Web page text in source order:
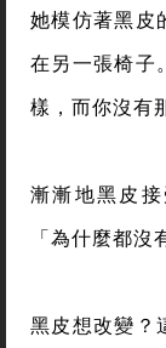
她模仿著黑皮
在另一張椅子
樣，而你沒有
漸漸地黑皮
「為什麼都沒
黑皮想改變？